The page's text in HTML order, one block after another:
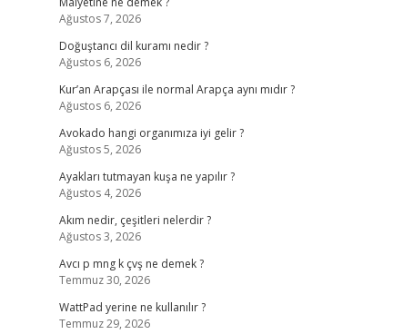
Ağustos 7, 2026
Doğuştancı dil kuramı nedir ?
Ağustos 6, 2026
Kur’an Arapçası ile normal Arapça aynı mıdır ?
Ağustos 6, 2026
Avokado hangi organımıza iyi gelir ?
Ağustos 5, 2026
Ayakları tutmayan kuşa ne yapılır ?
Ağustos 4, 2026
Akım nedir, çeşitleri nelerdir ?
Ağustos 3, 2026
Avcı p mng k çvş ne demek ?
Temmuz 30, 2026
WattPad yerine ne kullanılır ?
Temmuz 29, 2026